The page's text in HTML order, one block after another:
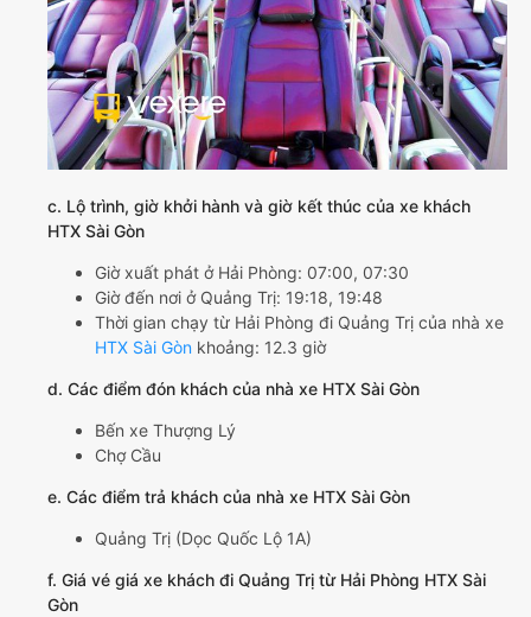
c. Lộ trình, giờ khởi hành và giờ kết thúc của xe khách
HTX Sài Gòn
Giờ xuất phát ở Hải Phòng: 07:00, 07:30
Giờ đến nơi ở Quảng Trị: 19:18, 19:48
Thời gian chạy từ Hải Phòng đi Quảng Trị của nhà xe
HTX Sài Gòn khoảng: 12.3 giờ
d. Các điểm đón khách của nhà xe HTX Sài Gòn
Bến xe Thượng Lý
Chợ Cầu
e. Các điểm trả khách của nhà xe HTX Sài Gòn
Quảng Trị (Dọc Quốc Lộ 1A)
f. Giá vé giá xe khách đi Quảng Trị từ Hải Phòng HTX Sài
Gòn